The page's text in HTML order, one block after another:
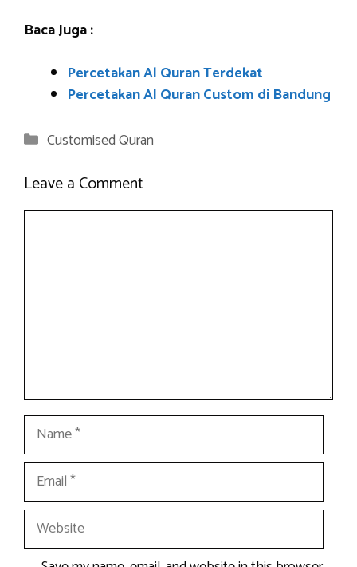
Baca Juga :
Percetakan Al Quran Terdekat
Percetakan Al Quran Custom di Bandung
Categories
Customised Quran
Leave a Comment
Name
Email
Website